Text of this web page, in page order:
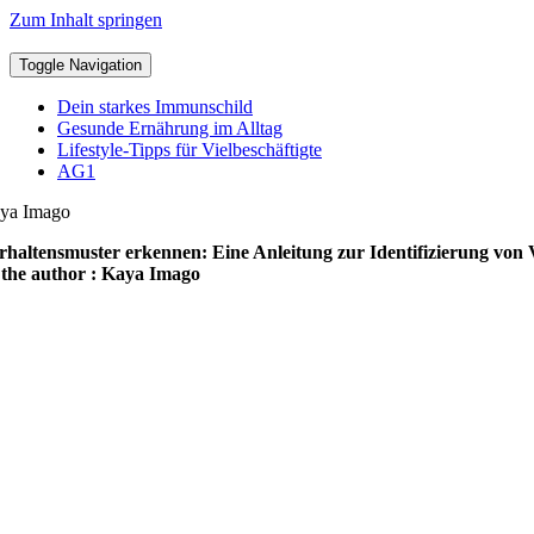
Zum Inhalt springen
Toggle Navigation
Dein starkes Immunschild
Gesunde Ernährung im Alltag
Lifestyle-Tipps für Vielbeschäftigte
AG1
Imago
erkennen: Eine Anleitung zur Identifizierung von
author : Kaya Imago